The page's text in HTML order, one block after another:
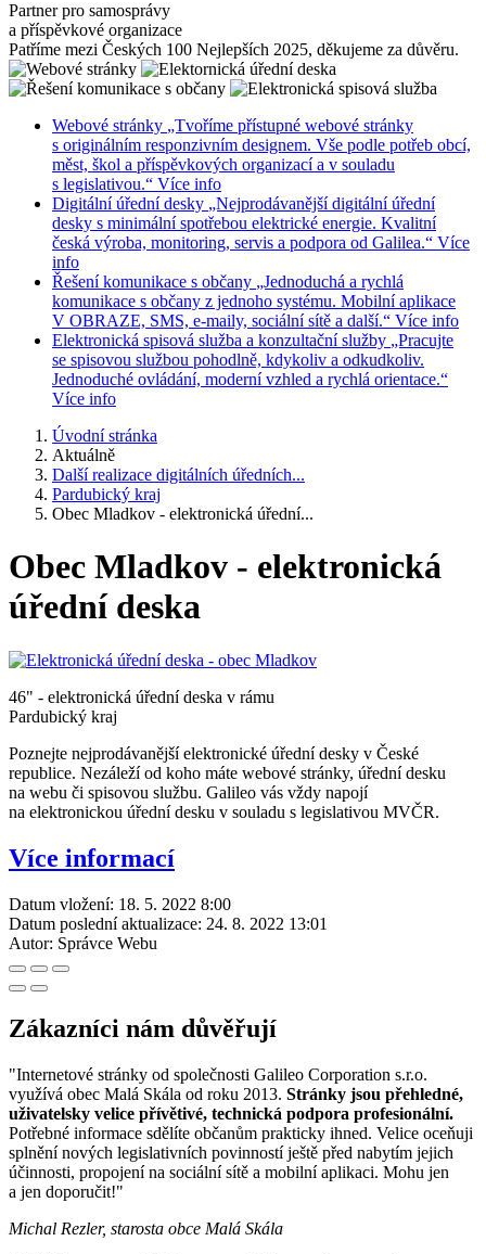
Partner pro samosprávy
a příspěvkové organizace
Patříme mezi Českých 100 Nejlepších 2025, děkujeme za důvěru.
Webové stránky „Tvoříme přístupné webové stránky
s originálním responzivním designem. Vše podle potřeb obcí,
měst, škol a příspěvkových organizací a v souladu
s legislativou.“ Více info
Digitální úřední desky „Nejprodávanější digitální úřední
desky s minimální spotřebou elektrické energie. Kvalitní
česká výroba, monitoring, servis a podpora od Galilea.“ Více
info
Řešení komunikace s občany „Jednoduchá a rychlá
komunikace s občany z jednoho systému. Mobilní aplikace
V OBRAZE, SMS, e-maily, sociální sítě a další.“ Více info
Elektronická spisová služba a konzultační služby „Pracujte
se spisovou službou pohodlně, kdykoliv a odkudkoliv.
Jednoduché ovládání, moderní vzhled a rychlá orientace.“
Více info
Úvodní stránka
Aktuálně
Další realizace digitálních úředních...
Pardubický kraj
Obec Mladkov - elektronická úřední...
Obec Mladkov - elektronická
úřední deska
46" - elektronická úřední deska v rámu
Pardubický kraj
Poznejte nejprodávanější elektronické úřední desky v České
republice. Nezáleží od koho máte webové stránky, úřední desku
na webu či spisovou službu. Galileo vás vždy napojí
na elektronickou úřední desku v souladu s legislativou MVČR.
Více informací
Datum vložení: 18. 5. 2022 8:00
Datum poslední aktualizace: 24. 8. 2022 13:01
Autor: Správce Webu
Zákazníci nám důvěřují
"Internetové stránky od společnosti Galileo Corporation s.r.o.
využívá obec Malá Skála od roku 2013. Stránky jsou přehledné,
uživatelsky velice přívětivé, technická podpora profesionální.
Potřebné informace sdělíte občanům prakticky ihned. Velice oceňuji
splnění nových legislativních povinností ještě před nabytím jejich
účinnosti, propojení na sociální sítě a mobilní aplikaci. Mohu jen
a jen doporučit!"
Michal Rezler, starosta obce Malá Skála